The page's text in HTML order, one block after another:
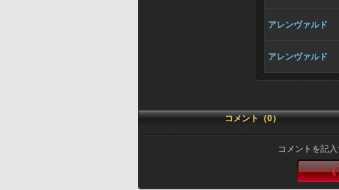
アレンヴァルド
アレンヴァルド
コメント（0）
コメントを記